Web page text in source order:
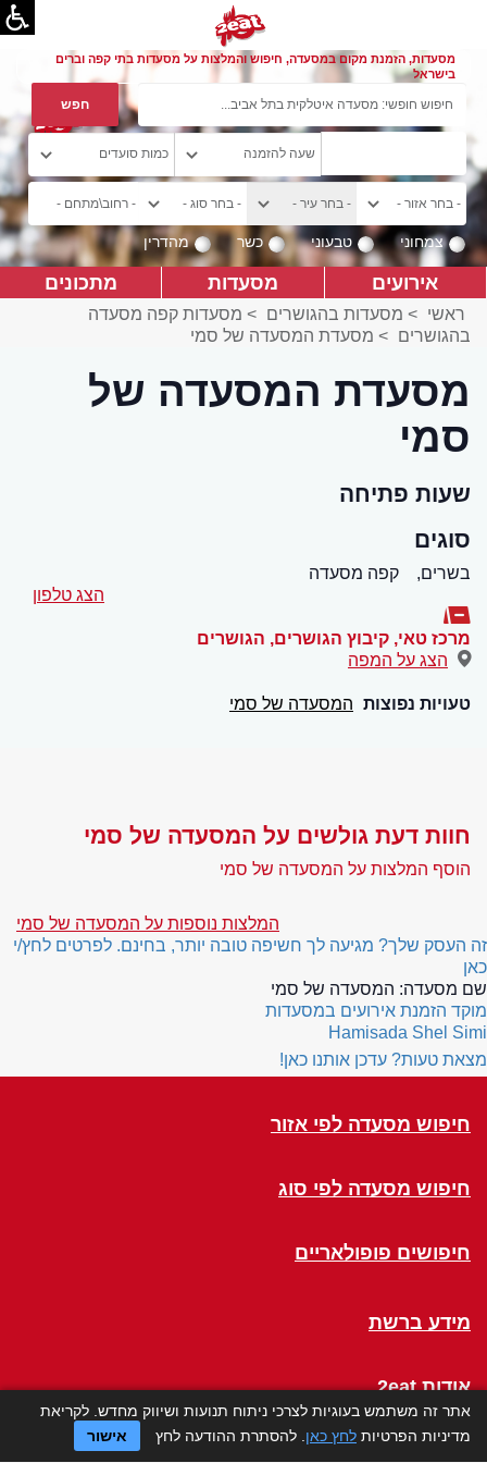
מסעדות, הזמנת מקום במסעדה, חיפוש והמלצות על מסעדות בתי קפה וברים
בישראל
צמחוני טבעוני כשר מהדרין
אירועים מסעדות מתכונים
ראשי > מסעדות בהגושרים > מסעדות קפה מסעדה
בהגושרים > מסעדת המסעדה של סמי
מסעדת המסעדה של
סמי
שעות פתיחה
סוגים
בשרים,
קפה מסעדה
הצג טלפון
מרכז טאי, קיבוץ הגושרים, הגושרים
הצג על המפה
טעויות נפוצות המסעדה של סמי
חוות דעת גולשים על המסעדה של סמי
הוסף המלצות על המסעדה של סמי
המלצות נוספות על המסעדה של סמי
זה העסק שלך? מגיעה לך חשיפה טובה יותר, בחינם. לפרטים לחץ/י
כאן
שם מסעדה: המסעדה של סמי
מוקד הזמנת אירועים במסעדות
Hamisada Shel Simi
מצאת טעות? עדכן אותנו כאן!
חיפוש מסעדה לפי אזור
חיפוש מסעדה לפי סוג
חיפושים פופולאריים
מידע ברשת
אודות 2eat
Click a Table
אתר זה משתמש בעוגיות לצרכי ניתוח תנועות ושיווק מחדש. לקריאת
מדיניות הפרטיות לחץ כאן . להסתרת ההודעה לחץ אישור